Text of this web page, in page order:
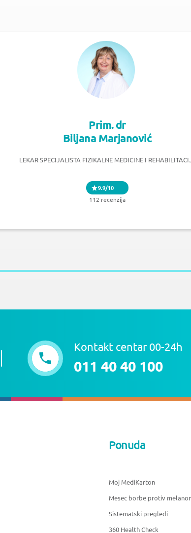
Prim. dr
Biljana Marjanović
LEKAR SPECIJALISTA FIZIKALNE MEDICINE I
9.9/10
112 recenzija
Kontakt centar 00-24h
011 40 40 100
Ponuda
Moj MediKarton
Mesec borbe protiv
Sistematski pregledi
360 Health Check